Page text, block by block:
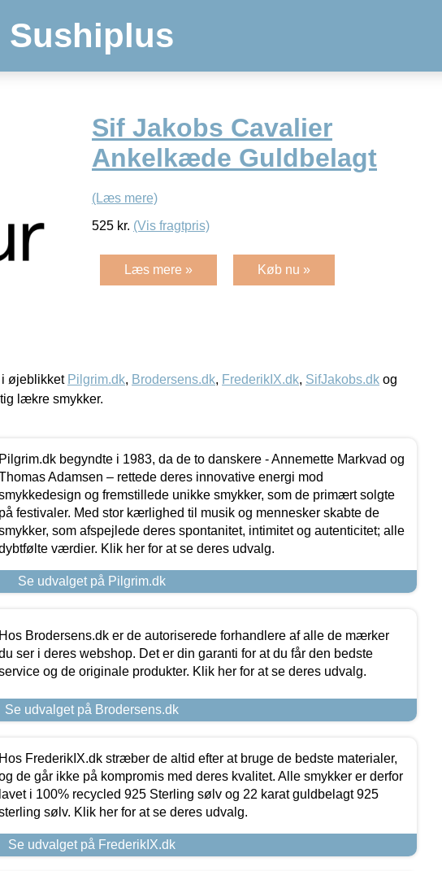
Sushiplus
Sif Jakobs Cavalier
Ankelkæde Guldbelagt
(Læs mere)
525 kr. (Vis fragtpris)
Læs mere » Køb nu »
i øjeblikket Pilgrim.dk, Brodersens.dk, FrederikIX.dk, SifJakobs.dk og
lækre smykker.
Pilgrim.dk begyndte i 1983, da de to danskere - Annemette Markvad og
Adamsen – rettede deres innovative energi mod
og fremstillede unikke smykker, som de primært solgte
på festivaler. Med stor kærlighed til musik og mennesker skabte de
som afspejlede deres spontanitet, intimitet og autenticitet; alle
værdier. Klik her for at se deres udvalg.
Se udvalget på Pilgrim.dk
Hos Brodersens.dk er de autoriserede forhandlere af alle de mærker
ser i deres webshop. Det er din garanti for at du får den bedste
og de originale produkter. Klik her for at se deres udvalg.
Se udvalget på Brodersens.dk
Hos FrederikIX.dk stræber de altid efter at bruge de bedste materialer,
de går ikke på kompromis med deres kvalitet. Alle smykker er derfor
lavet i 100% recycled 925 Sterling sølv og 22 karat guldbelagt 925
sølv. Klik her for at se deres udvalg.
Se udvalget på FrederikIX.dk